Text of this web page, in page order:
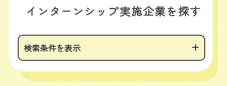
インターンシップ実施企業を探す
検索条件を表示